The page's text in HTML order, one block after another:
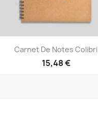
Aperçu rapide
Carnet De Notes Colibri
15,48 €